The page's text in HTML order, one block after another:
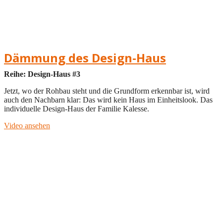
Dämmung des Design-Haus
Reihe: Design-Haus #3
Jetzt, wo der Rohbau steht und die Grundform erkennbar ist, wird
auch den Nachbarn klar: Das wird kein Haus im Einheitslook. Das
individuelle Design-Haus der Familie Kalesse.
Video ansehen